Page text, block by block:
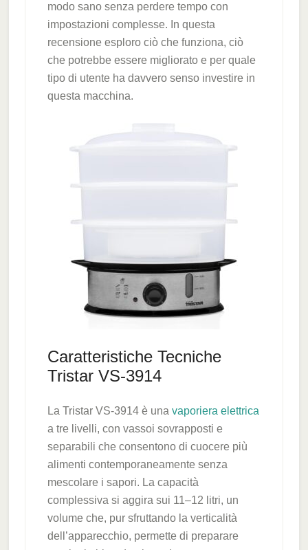
modo sano senza perdere tempo con
impostazioni complesse. In questa
recensione esploro ciò che funziona, ciò
che potrebbe essere migliorato e per quale
tipo di utente ha davvero senso investire in
questa macchina.
Caratteristiche Tecniche
Tristar VS-3914
La Tristar VS-3914 è una vaporiera elettrica
a tre livelli, con vassoi sovrapposti e
separabili che consentono di cuocere più
alimenti contemporaneamente senza
mescolare i sapori. La capacità
complessiva si aggira sui 11–12 litri, un
volume che, pur sfruttando la verticalità
dell’apparecchio, permette di preparare